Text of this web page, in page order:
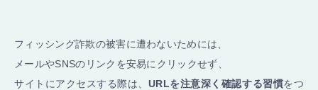
フィッシング詐欺の被害に遭わないためには、
メールやSNSのリンクを安易にクリックせず、
サイトにアクセスする際は、URLを注意深く確認する習慣をつ